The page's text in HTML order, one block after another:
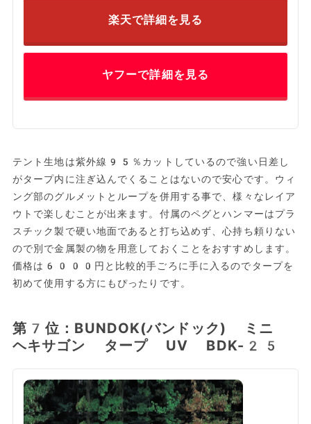
楽天で詳細を見る
ヤフーで詳細を見る
テント生地は紫外線95％カットしているので強い日差し
がタープ内に注ぎ込んでくることはないので安心です。ウィ
ング部のグルメットとループを併用する事で、様々なレイア
ウトで楽しむことが出来ます。付属のペグとハンマーはプラ
スチック製で硬い地面であると打ち込めず、心持ち頼りない
ので別で金属製の物を用意しておくことをおすすめします。
価格は6000円と比較的手ごろに手に入るのでタープを
初めて使用する方にもぴったりです。
第7位：BUNDOK(バンドック) ミニ
ヘキサゴン タープ UV BDK-25